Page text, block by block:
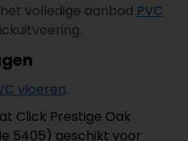
volledige aanbod PVC
vloeren.
Click Prestige Oak
5405) geschikt voor